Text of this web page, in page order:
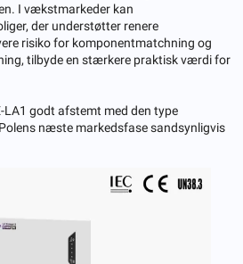
I vækstmarkeder kan
der understøtter renere
risiko for komponentmatchning og
tilbyde en stærkere praktisk værdi for
LA1 godt afstemt med den type
næste markedsfase sandsynligvis